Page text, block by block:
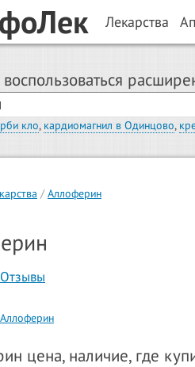
Лекарства
кло, кардиомагнил в Одинцово,
Аллоферин
Отзывы
цена, наличие, где